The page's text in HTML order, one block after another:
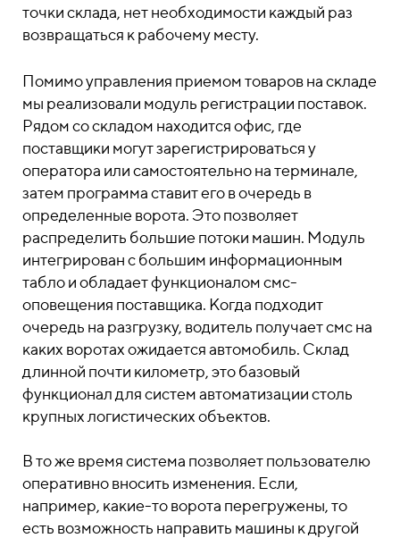
точки склада, нет необходимости каждый раз
возвращаться к рабочему месту.
Помимо управления приемом товаров на складе
мы реализовали модуль регистрации поставок.
Рядом со складом находится офис, где
поставщики могут зарегистрироваться у
оператора или самостоятельно на терминале,
затем программа ставит его в очередь в
определенные ворота. Это позволяет
распределить большие потоки машин. Модуль
интегрирован с большим информационным
табло и обладает функционалом смс-
оповещения поставщика. Когда подходит
очередь на разгрузку, водитель получает смс на
каких воротах ожидается автомобиль. Склад
длинной почти километр, это базовый
функционал для систем автоматизации столь
крупных логистических объектов.
В то же время система позволяет пользователю
оперативно вносить изменения. Если,
например, какие-то ворота перегружены, то
есть возможность направить машины к другой